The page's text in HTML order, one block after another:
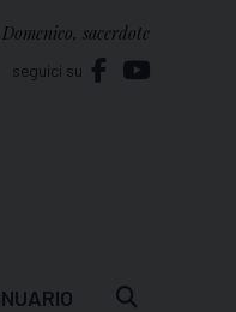
sacerdote
seguici su